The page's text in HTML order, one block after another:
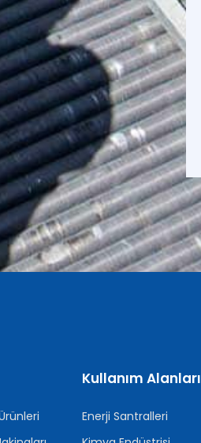
Kullanım Alanları
Enerji Santralleri